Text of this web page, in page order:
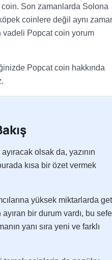
Son zamanlarda Solona
coinlere değil aynı
vadeli Popcat coin yorum
Popcat coin hakkında
olsak da, yazının
kısa bir özet vermek
yüksek miktarlarda
bir durum vardı, bu
yanı sıra yeni ve farklı